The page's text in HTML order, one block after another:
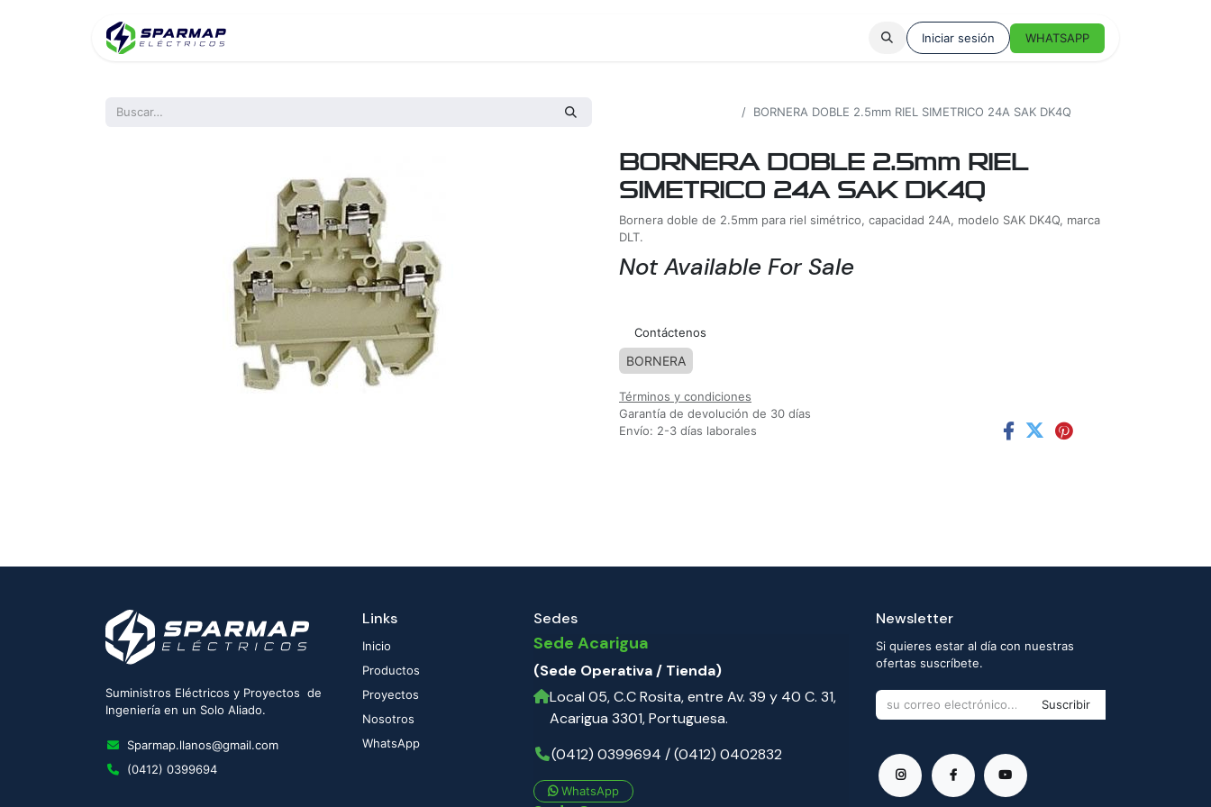
Iniciar sesión WHATSAPP
BORNERA DOBLE 2.5mm RIEL SIMETRICO 24A SAK DK4Q
BORNERA DOBLE 2.5mm RIEL
SIMETRICO 24A SAK DK4Q
Bornera doble de 2.5mm para riel simétrico, capacidad 24A, modelo SAK DK4Q, marca
DLT.
Not Available For Sale
Contáctenos
BORNERA
Términos y condiciones
Garantía de devolución de 30 días
Envío: 2-3 días laborales
Suministros Eléctricos y Proyectos de
Ingeniería en un Solo Aliado.
Sparmap.llanos@gmail.com
(0412) 0399694
Links
Inicio
Productos
Proyectos
Nosotros
WhatsApp
Sedes
Sede Acarigua
(Sede Operativa / Tienda)
Local 05, C.C Rosita, entre Av. 39 y 40 C. 31,
Acarigua 3301, Portuguesa.
(0412) 0399694 / (0412) 0402832
WhatsApp
Newsletter
Si quieres estar al día con nuestras
ofertas suscríbete.
Suscribir